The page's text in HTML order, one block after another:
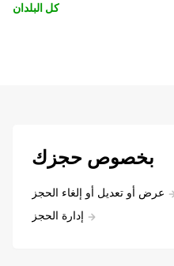
كل البلدان
بخصوص حجزك
عرض أو تعديل أو إلغاء الحجز
إدارة الحجز